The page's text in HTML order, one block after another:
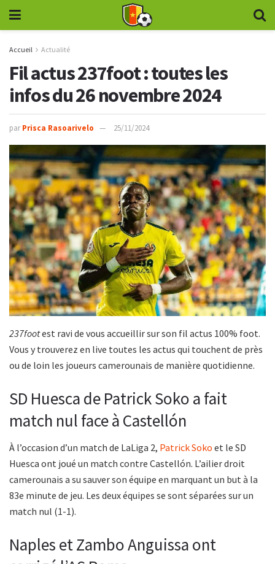
Accueil Actualité
Fil actus 237foot : toutes les
infos du 26 novembre 2024
par Prisca Rasoarivelo 25/11/2024
237footest ravi de vous accueillir sur son fil actus 100% foot.
Vous y trouverez en live toutes les actus qui touchent de près
ou de loin les joueurs camerounais de manière quotidienne.
SD Huesca de Patrick Soko a fait
match nul face à Castellón
À l’occasion d’un match de LaLiga 2, Patrick Soko et le SD
Huesca ont joué un match contre Castellón. L’ailier droit
camerounais a su sauver son équipe en marquant un but à la
83e minute de jeu. Les deux équipes se sont séparées sur un
match nul (1-1).
Naples et Zambo Anguissa ont